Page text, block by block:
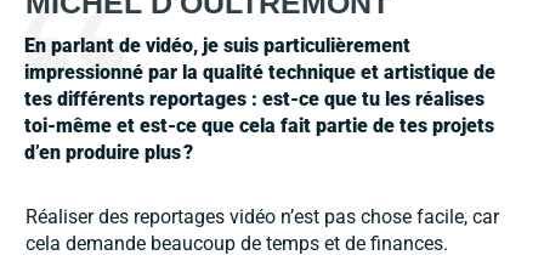
En parlant de vidéo, je suis particulièrement
impressionné par la qualité technique et artistique de
tes différents reportages : est-ce que tu les réalises
toi-même et est-ce que cela fait partie de tes projets
d’en produire plus?
Réaliser des reportages vidéo n’est pas chose facile, car
cela demande beaucoup de temps et de finances.